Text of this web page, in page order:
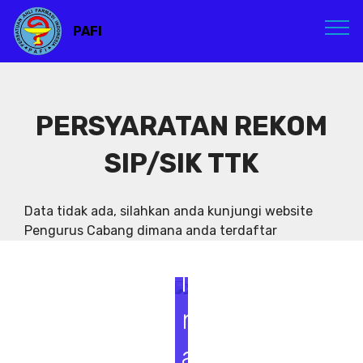
PAFI
PERSYARATAN REKOM
SIP/SIK TTK
Data tidak ada, silahkan anda kunjungi website
Pengurus Cabang dimana anda terdaftar
S
e
m
i
n
a